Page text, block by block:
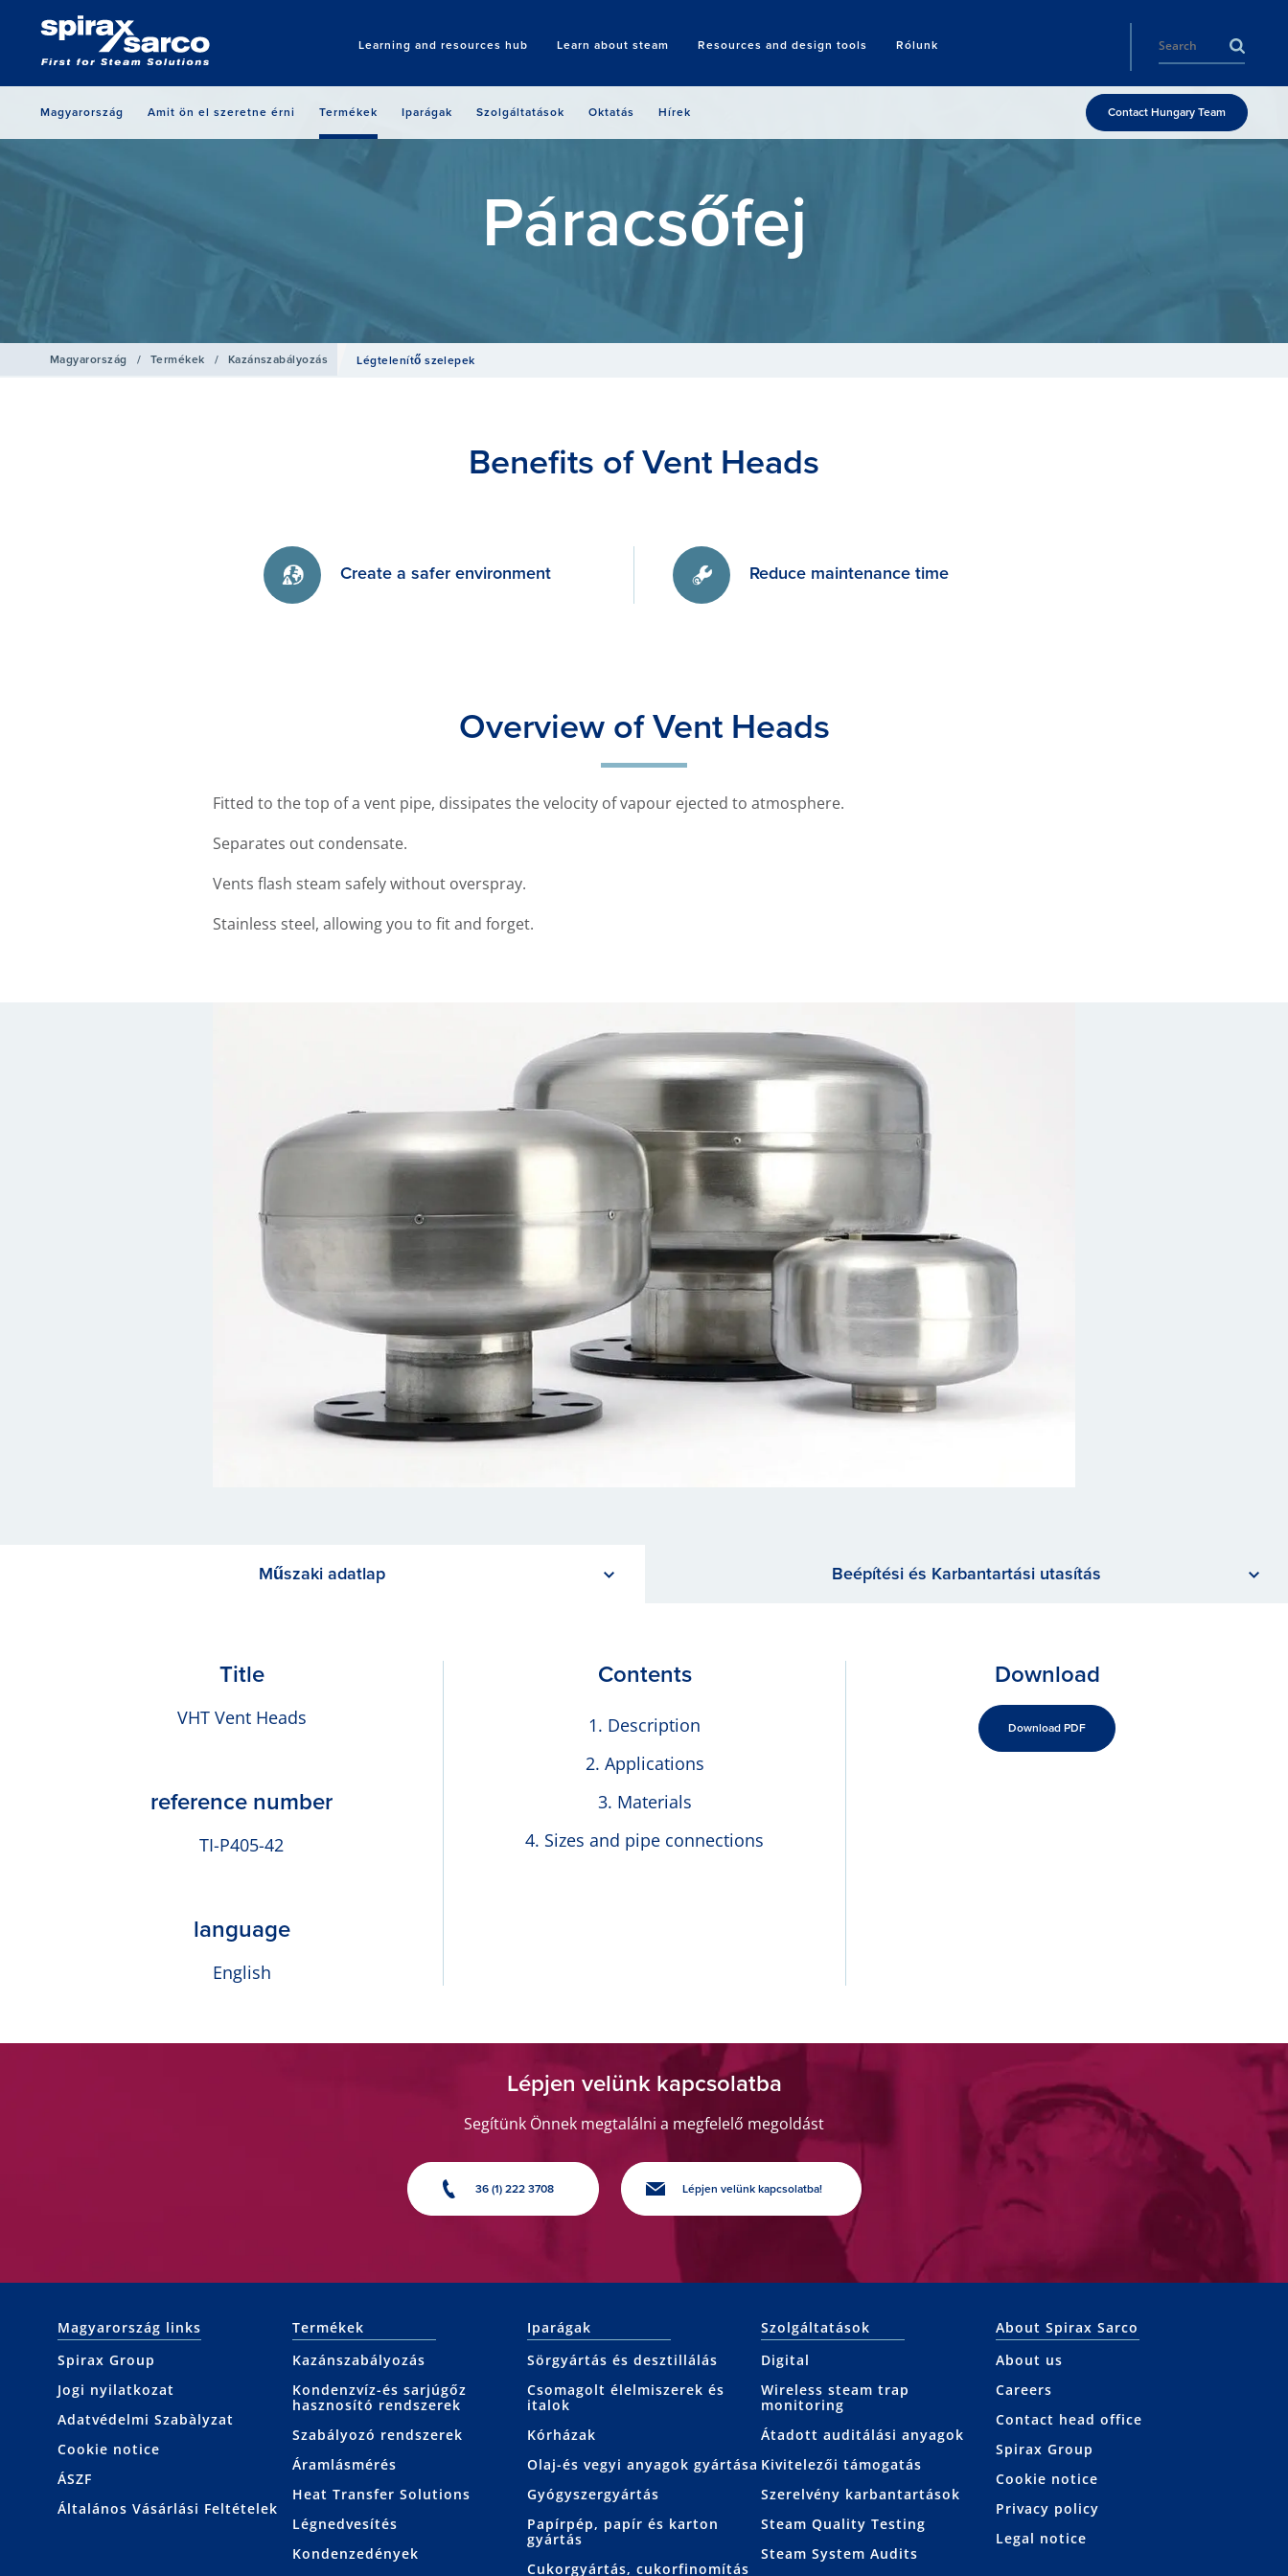
Learning and resources hub Learn about steam Resources and design tools Rólunk
Search
Magyarország Amit ön el szeretne érni Termékek Iparágak Szolgáltatások Oktatás Hírek Contact Hungary Team
Páracsőfej
Magyarország / Termékek / Kazánszabályozás Légtelenítő szelepek
Benefits of Vent Heads
Create a safer environment Reduce maintenance time
Overview of Vent Heads
Fitted to the top of a vent pipe, dissipates the velocity of vapour ejected to atmosphere.
Separates out condensate.
Vents flash steam safely without overspray.
Stainless steel, allowing you to fit and forget.
Műszaki adatlap Beépítési és Karbantartási utasítás
Title
VHT Vent Heads
reference number
TI-P405-42
language
English
Contents
Description
Applications
Materials
Sizes and pipe connections
Download
Download PDF
Lépjen velünk kapcsolatba
Segítünk Önnek megtalálni a megfelelő megoldást
36 (1) 222 3708 Lépjen velünk kapcsolatba!
Magyarország links
Spirax Group
Jogi nyilatkozat
Adatvédelmi Szabàlyzat
Cookie notice
ÁSZF
Általános Vásárlási Feltételek
Termékek
Kazánszabályozás
Kondenzvíz-és sarjúgőz
hasznosító rendszerek
Szabályozó rendszerek
Áramlásmérés
Heat Transfer Solutions
Légnedvesítés
Kondenzedények
Iparágak
Sörgyártás és desztillálás
Csomagolt élelmiszerek és
italok
Kórházak
Olaj-és vegyi anyagok gyártása
Gyógyszergyártás
Papírpép, papír és karton
gyártás
Cukorgyártás, cukorfinomítás
Szolgáltatások
Digital
Wireless steam trap
monitoring
Átadott auditálási anyagok
Kivitelezői támogatás
Szerelvény karbantartások
Steam Quality Testing
Steam System Audits
About Spirax Sarco
About us
Careers
Contact head office
Spirax Group
Cookie notice
Privacy policy
Legal notice